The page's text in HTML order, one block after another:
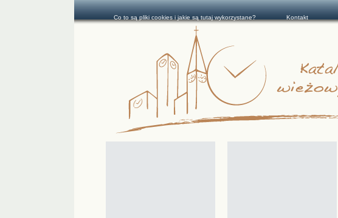
Co to są pliki cookies i jakie są tutaj wykorzystane? Kontakt